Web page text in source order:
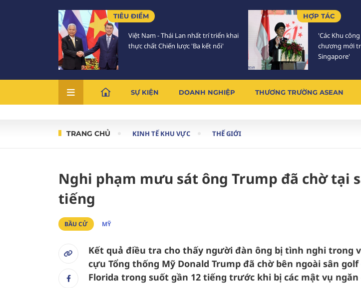
TIÊU ĐIỂM
Việt Nam - Thái Lan nhất trí triển khai
thực chất Chiến lược 'Ba kết nối'
HỢP TÁC
'Các Khu
chương mới
Singapore'
SỰ KIỆN DOANH NGHIỆP THƯƠNG TRƯỜNG ASEAN
TRANG CHỦ KINH TẾ KHU VỰC THẾ GIỚI
Nghi phạm mưu sát ông Trump đã chờ tại
tiếng
BẦU CỬ MỸ
Kết quả điều tra cho thấy người đàn ông bị tình nghi trong
cựu Tổng thống Mỹ Donald Trump đã chờ bên ngoài sân golf
Florida trong suốt gần 12 tiếng trước khi bị các mật vụ ngăn